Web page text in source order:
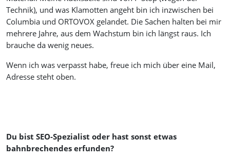
Technik), und was Klamotten angeht bin ich inzwischen bei
Columbia und ORTOVOX gelandet. Die Sachen halten bei mir
mehrere Jahre, aus dem Wachstum bin ich längst raus. Ich
brauche da wenig neues.
Wenn ich was verpasst habe, freue ich mich über eine Mail,
Adresse steht oben.
Du bist SEO-Spezialist oder hast sonst etwas
bahnbrechendes erfunden?